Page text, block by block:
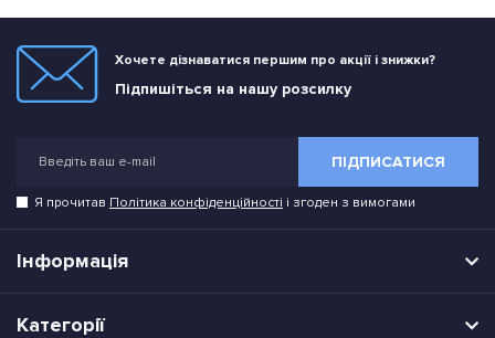
Хочете дізнаватися першим про акції і знижки?
Підпишіться на нашу розсилку
ПІДПИСАТИСЯ
Я прочитав Політика конфіденційності і згоден з вимогами
Інформація
Категорії